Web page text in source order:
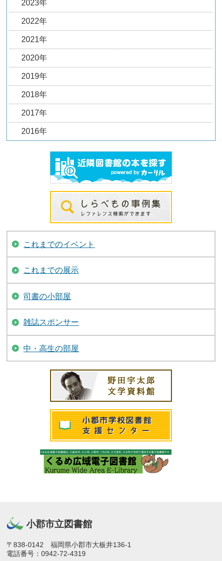
2023年
2022年
2021年
2020年
2019年
2018年
2017年
2016年
これまでのイベント
これまでの展示
司書の小部屋
雑誌スポンサー
中・高生の部屋
小郡市立図書館
〒838-0142 福岡県小郡市大板井136-1
電話番号：0942-72-4319